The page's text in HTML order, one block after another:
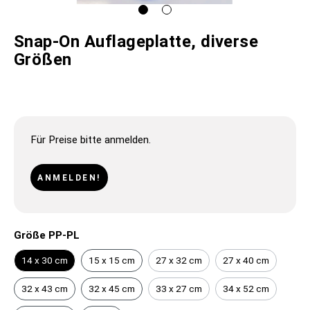
Snap-On Auflageplatte, diverse
Größen
Für Preise bitte anmelden.
ANMELDEN!
Größe PP-PL
14 x 30 cm 15 x 15 cm 27 x 32 cm 27 x 40 cm
32 x 43 cm 32 x 45 cm 33 x 27 cm 34 x 52 cm